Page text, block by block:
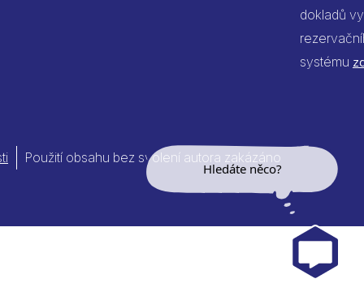
dokladů
systému
Použití obsahu bez svolení autora zakázáno
Hledáte něco?